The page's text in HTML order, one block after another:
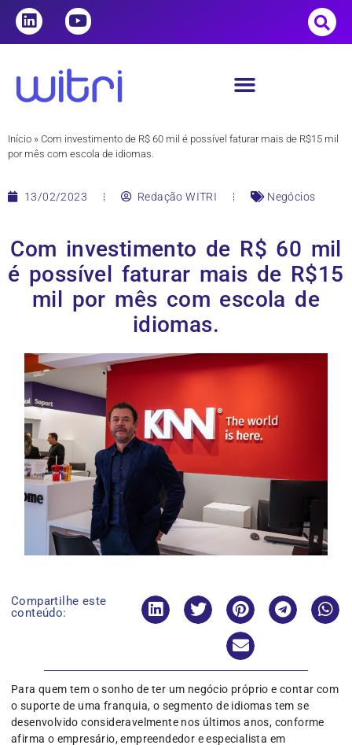
Início » Com investimento de R$ 60 mil é possível faturar mais de R$15 mil
por mês com escola de idiomas.
13/02/2023 Redação WITRI Negócios
Com investimento de R$ 60 mil
é possível faturar mais de R$15
mil por mês com escola de
idiomas.
Compartilhe este
conteúdo:
Para quem tem o sonho de ter um negócio próprio e contar com
o suporte de uma franquia, o segmento de idiomas tem se
desenvolvido consideravelmente nos últimos anos, conforme
afirma o empresário, empreendedor e especialista em